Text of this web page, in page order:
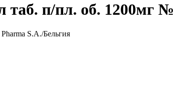
таб. п/пл. об. 1200мг
S.A./Бельгия